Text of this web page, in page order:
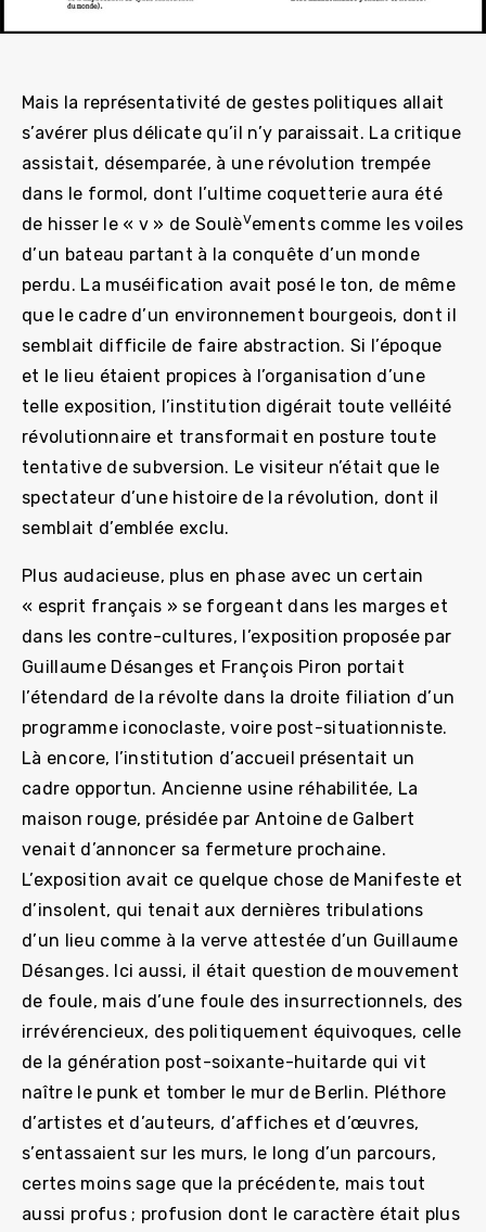
Mais la représentativité de gestes politiques allait
s’avérer plus délicate qu’il n’y paraissait. La critique
assistait, désemparée, à une révolution trempée
dans le formol, dont l’ultime coquetterie aura été
de hisser le « v » de SoulèVements comme les voiles
d’un bateau partant à la conquête d’un monde
perdu. La muséification avait posé le ton, de même
que le cadre d’un environnement bourgeois, dont il
semblait difficile de faire abstraction. Si l’époque
et le lieu étaient propices à l’organisation d’une
telle exposition, l’institution digérait toute velléité
révolutionnaire et transformait en posture toute
tentative de subversion. Le visiteur n’était que le
spectateur d’une histoire de la révolution, dont il
semblait d’emblée exclu.
Plus audacieuse, plus en phase avec un certain
« esprit français » se forgeant dans les marges et
dans les contre-cultures, l’exposition proposée par
Guillaume Désanges et François Piron portait
l’étendard de la révolte dans la droite filiation d’un
programme iconoclaste, voire post-situationniste.
Là encore, l’institution d’accueil présentait un
cadre opportun. Ancienne usine réhabilitée, La
maison rouge, présidée par Antoine de Galbert
venait d’annoncer sa fermeture prochaine.
L’exposition avait ce quelque chose de Manifeste et
d’insolent, qui tenait aux dernières tribulations
d’un lieu comme à la verve attestée d’un Guillaume
Désanges. Ici aussi, il était question de mouvement
de foule, mais d’une foule des insurrectionnels, des
irrévérencieux, des politiquement équivoques, celle
de la génération post-soixante-huitarde qui vit
naître le punk et tomber le mur de Berlin. Pléthore
d’artistes et d’auteurs, d’affiches et d’œuvres,
s’entassaient sur les murs, le long d’un parcours,
certes moins sage que la précédente, mais tout
aussi profus ; profusion dont le caractère était plus